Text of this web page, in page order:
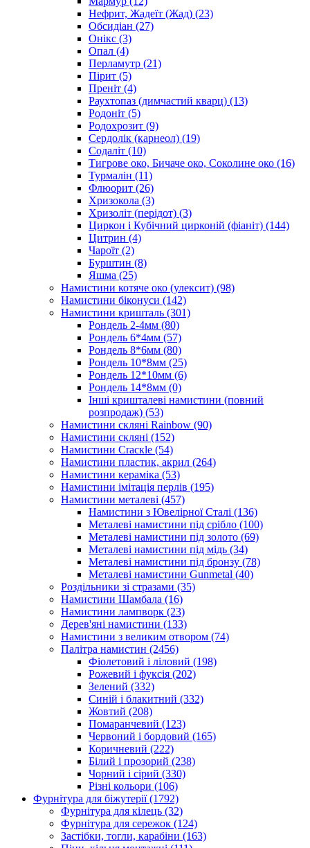
Нефрит, Жадеїт (Жад) (23)
Обсидіан (27)
Онікс (3)
Опал (4)
Перламутр (21)
Пірит (5)
Преніт (4)
Раухтопаз (димчастий кварц) (13)
Родоніт (5)
Родохрозит (9)
Сердолік (карнеол) (19)
Содаліт (10)
Тигрове око, Бичаче око, Соколине око (16)
Турмалін (11)
Флюорит (26)
Хризокола (3)
Хризоліт (перідот) (3)
Циркон і Кубічний цирконій (фіаніт) (144)
Цитрин (4)
Чароїт (2)
Бурштин (8)
Яшма (25)
Намистини котяче око (улексит) (98)
Намистини біконуси (142)
Намистини кришталь (301)
Рондель 2-4мм (80)
Рондель 6*4мм (57)
Рондель 8*6мм (80)
Рондель 10*8мм (25)
Рондель 12*10мм (6)
Рондель 14*8мм (0)
Інші кришталеві намистини (повний
розпродаж) (53)
Намистини скляні Rainbow (90)
Намистини скляні (152)
Намистини Cracкle (54)
Намистини пластик, акрил (264)
Намистини кераміка (53)
Намистини імітація перлів (195)
Намистини металеві (457)
Намистини з Ювелірної Сталі (136)
Металеві намистини під срібло (100)
Металеві намистини під золото (69)
Металеві намистини під мідь (34)
Металеві намистини під бронзу (78)
Металеві намистини Gunmetal (40)
Роздільники зі стразами (35)
Намистини Шамбала (16)
Намистини лампворк (23)
Дерев'яні намистини (133)
Намистини з великим отвором (74)
Палітра намистин (2456)
Фіолетовий і ліловий (198)
Рожевий і фуксія (202)
Зелений (332)
Синій і блакитний (332)
Жовтий (208)
Помаранчевий (123)
Червоний і бордовий (165)
Коричневий (222)
Білий і прозорий (238)
Чорний і сірий (330)
Різні кольори (106)
Фурнітура для біжутерії(1792)
Фурнітура для кілець (32)
Фурнітура для сережок (124)
Застібки, тогли, карабіни (163)